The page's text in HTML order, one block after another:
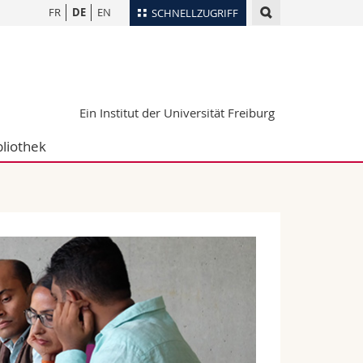
SCHNELLZUGRIFF
Bibliotheken
FR DE EN
Ein Institut der Universität Freiburg